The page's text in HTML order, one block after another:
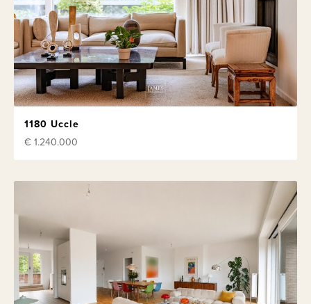
1180 Uccle
€ 1.240.000